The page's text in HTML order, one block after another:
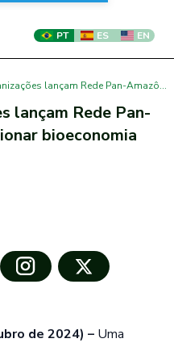
PT ES EN
Rede Pan-Amazônica para impulsionar bioeconomia sustentável
lançam Rede Pan-
bioeconomia
de 2024) – Uma